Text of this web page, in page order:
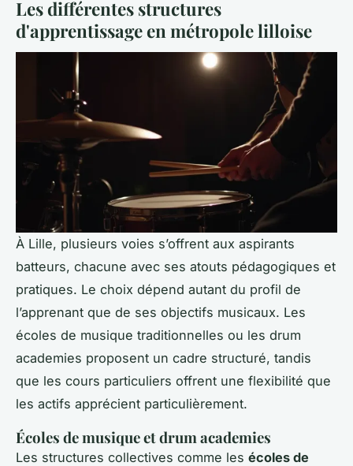
Les différentes structures
d'apprentissage en métropole lilloise
À Lille, plusieurs voies s’offrent aux aspirants
batteurs, chacune avec ses atouts pédagogiques et
pratiques. Le choix dépend autant du profil de
l’apprenant que de ses objectifs musicaux. Les
écoles de musique traditionnelles ou les drum
academies proposent un cadre structuré, tandis
que les cours particuliers offrent une flexibilité que
les actifs apprécient particulièrement.
Écoles de musique et drum academies
Les structures collectives comme les écoles de